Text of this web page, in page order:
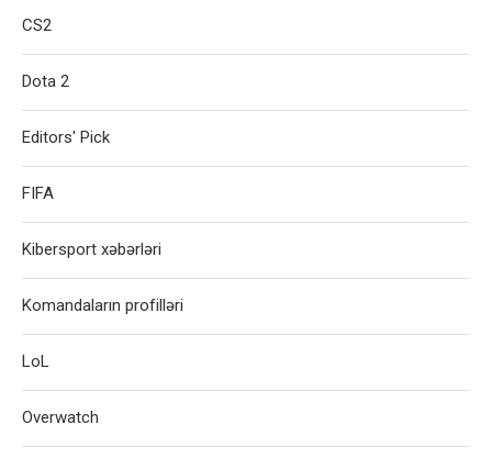
CS2
Dota 2
Editors' Pick
FIFA
Kibersport xəbərləri
Komandaların profilləri
LoL
Overwatch